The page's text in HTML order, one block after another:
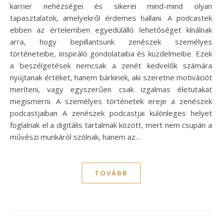
karrier nehézségei és sikerei mind-mind olyan
tapasztalatok, amelyekről érdemes hallani. A podcastek
ebben az értelemben egyedülálló lehetőséget kínálnak
arra, hogy bepillantsunk zenészek személyes
történeteibe, inspiráló gondolataiba és küzdelmeibe. Ezek
a beszélgetések nemcsak a zenét kedvelők számára
nyújtanak értéket, hanem bárkinek, aki szeretne motivációt
meríteni, vagy egyszerűen csak izgalmas életutakat
megismerni. A személyes történetek ereje a zenészek
podcastjaiban A zenészek podcastjai különleges helyet
foglalnak el a digitális tartalmak között, mert nem csupán a
művészi munkáról szólnak, hanem az…
TOVÁBB